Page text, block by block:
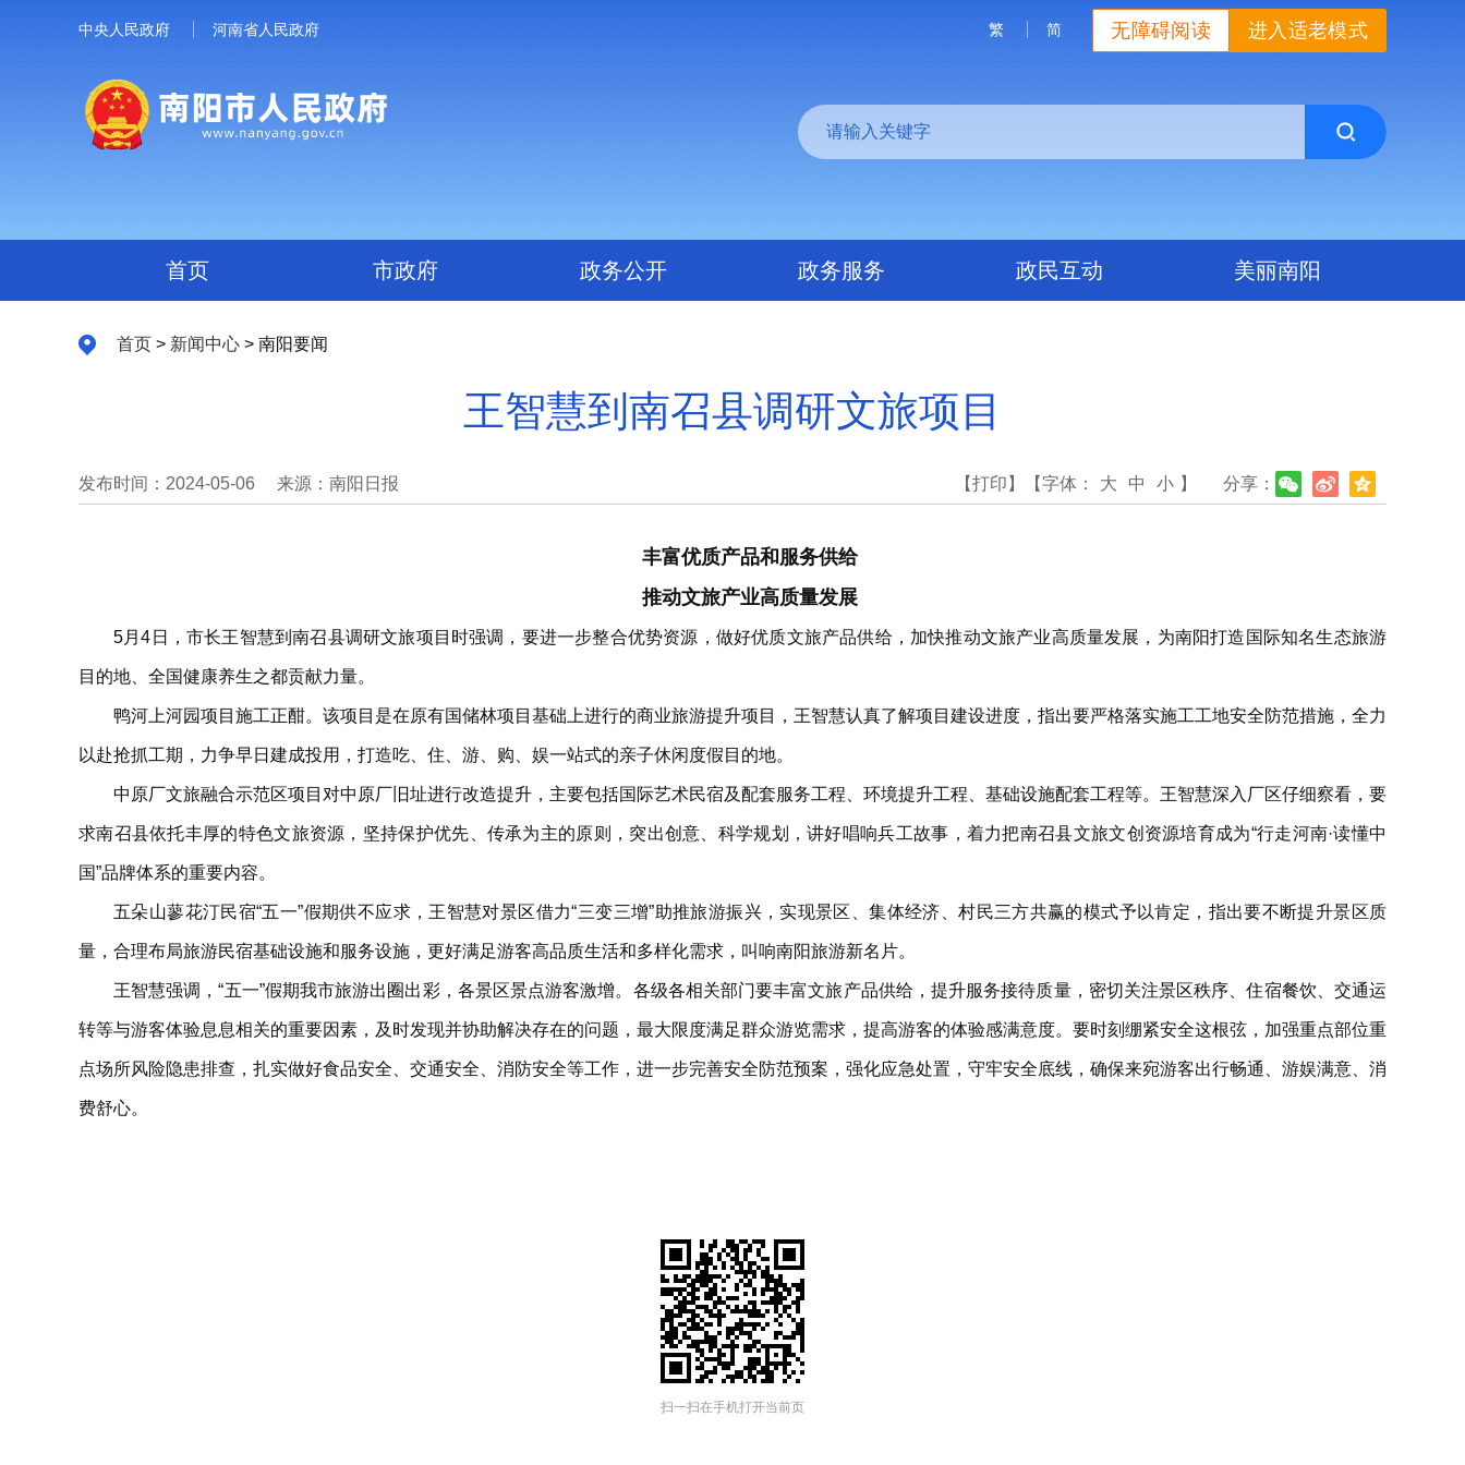
中央人民政府 河南省人民政府 进入适老模式
无障碍阅读
繁 简
首页 市政府 政务公开 政务服务 政民互动 美丽南阳
首页 > 新闻中心 > 南阳要闻
王智慧到南召县调研文旅项目
发布时间：2024-05-06 来源：南阳日报 分享：
【打印】 【字体： 大 中 小 】
丰富优质产品和服务供给
推动文旅产业高质量发展
5月4日，市长王智慧到南召县调研文旅项目时强调，要进一步整合优势资源，做好优质文旅产品供给，加快推动文旅产业高质量发展，为南阳打造国际知名生态旅游
目的地、全国健康养生之都贡献力量。
鸭河上河园项目施工正酣。该项目是在原有国储林项目基础上进行的商业旅游提升项目，王智慧认真了解项目建设进度，指出要严格落实施工工地安全防范措施，全力
以赴抢抓工期，力争早日建成投用，打造吃、住、游、购、娱一站式的亲子休闲度假目的地。
中原厂文旅融合示范区项目对中原厂旧址进行改造提升，主要包括国际艺术民宿及配套服务工程、环境提升工程、基础设施配套工程等。王智慧深入厂区仔细察看，要
求南召县依托丰厚的特色文旅资源，坚持保护优先、传承为主的原则，突出创意、科学规划，讲好唱响兵工故事，着力把南召县文旅文创资源培育成为“行走河南·读懂中
国”品牌体系的重要内容。
五朵山蓼花汀民宿“五一”假期供不应求，王智慧对景区借力“三变三增”助推旅游振兴，实现景区、集体经济、村民三方共赢的模式予以肯定，指出要不断提升景区质
量，合理布局旅游民宿基础设施和服务设施，更好满足游客高品质生活和多样化需求，叫响南阳旅游新名片。
王智慧强调，“五一”假期我市旅游出圈出彩，各景区景点游客激增。各级各相关部门要丰富文旅产品供给，提升服务接待质量，密切关注景区秩序、住宿餐饮、交通运
转等与游客体验息息相关的重要因素，及时发现并协助解决存在的问题，最大限度满足群众游览需求，提高游客的体验感满意度。要时刻绷紧安全这根弦，加强重点部位重
点场所风险隐患排查，扎实做好食品安全、交通安全、消防安全等工作，进一步完善安全防范预案，强化应急处置，守牢安全底线，确保来宛游客出行畅通、游娱满意、消
费舒心。
扫一扫在手机打开当前页